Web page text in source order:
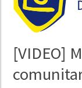
[VIDEO]